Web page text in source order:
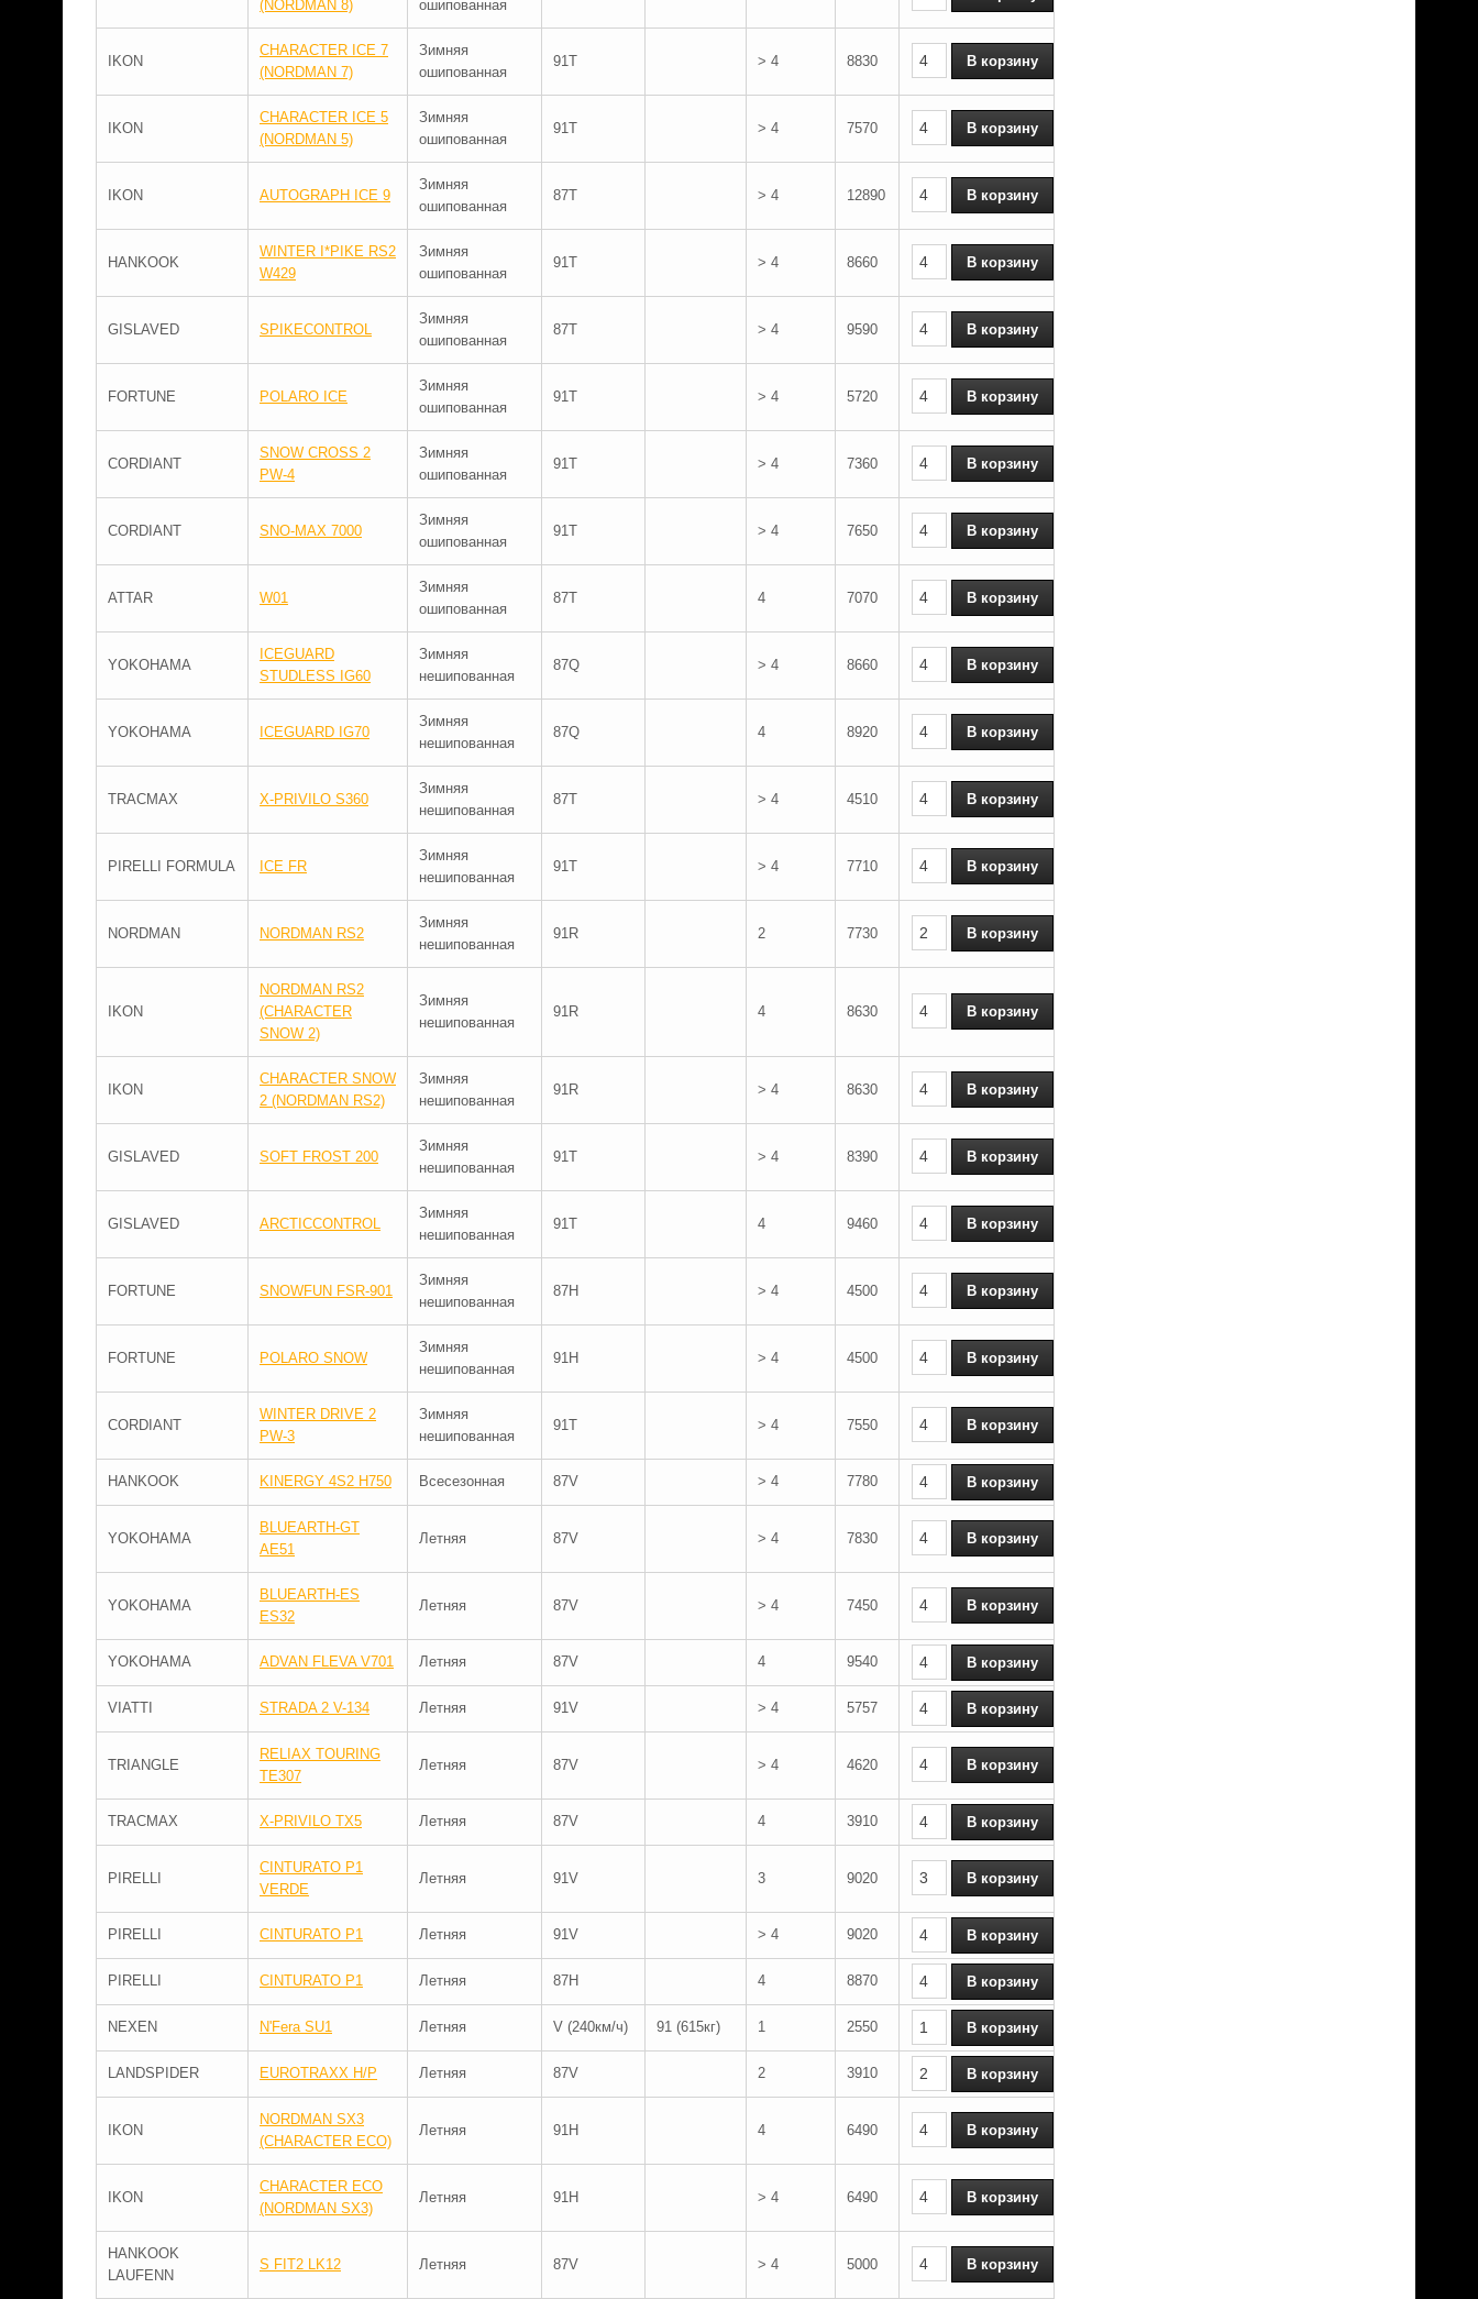
(NORDMAN 8)
ошипованная
IKON
CHARACTER ICE 7
(NORDMAN 7)
Зимняя
ошипованная
91T > 4 8830
IKON
CHARACTER ICE 5
(NORDMAN 5)
Зимняя
ошипованная
91T > 4 7570
IKON AUTOGRAPH ICE 9
Зимняя
ошипованная
87T > 4 12890
HANKOOK
WINTER I*PIKE RS2
W429
Зимняя
ошипованная
91T > 4 8660
GISLAVED SPIKECONTROL
Зимняя
ошипованная
87T > 4 9590
FORTUNE POLARO ICE
Зимняя
ошипованная
91T > 4 5720
CORDIANT
SNOW CROSS 2
PW-4
Зимняя
ошипованная
91T > 4 7360
CORDIANT SNO-MAX 7000
Зимняя
ошипованная
91T > 4 7650
ATTAR W01
Зимняя
ошипованная
87T 4 7070
YOKOHAMA
ICEGUARD
STUDLESS IG60
Зимняя
нешипованная
87Q > 4 8660
YOKOHAMA ICEGUARD IG70
Зимняя
нешипованная
87Q 4 8920
TRACMAX X-PRIVILO S360
Зимняя
нешипованная
87T > 4 4510
PIRELLI FORMULA ICE FR
Зимняя
нешипованная
91T > 4 7710
NORDMAN NORDMAN RS2
Зимняя
нешипованная
91R 2 7730
IKON
NORDMAN RS2
(CHARACTER
SNOW 2)
Зимняя
нешипованная
91R 4 8630
IKON
CHARACTER SNOW
2 (NORDMAN RS2)
Зимняя
нешипованная
91R > 4 8630
GISLAVED SOFT FROST 200
Зимняя
нешипованная
91T > 4 8390
GISLAVED ARCTICCONTROL
Зимняя
нешипованная
91T 4 9460
FORTUNE SNOWFUN FSR-901
Зимняя
нешипованная
87H > 4 4500
FORTUNE POLARO SNOW
Зимняя
нешипованная
91H > 4 4500
CORDIANT
WINTER DRIVE 2
PW-3
Зимняя
нешипованная
91T > 4 7550
HANKOOK KINERGY 4S2 H750 Всесезонная 87V > 4 7780
YOKOHAMA
BLUEARTH-GT
AE51
Летняя 87V > 4 7830
YOKOHAMA
BLUEARTH-ES
ES32
Летняя 87V > 4 7450
YOKOHAMA ADVAN FLEVA V701 Летняя 87V 4 9540
VIATTI STRADA 2 V-134 Летняя 91V > 4 5757
TRIANGLE
RELIAX TOURING
TE307
Летняя 87V > 4 4620
TRACMAX X-PRIVILO TX5 Летняя 87V 4 3910
PIRELLI
CINTURATO P1
VERDE
Летняя 91V 3 9020
PIRELLI CINTURATO P1 Летняя 91V > 4 9020
PIRELLI CINTURATO P1 Летняя 87H 4 8870
NEXEN N'Fera SU1 Летняя V (240км/ч) 91 (615кг) 1 2550
LANDSPIDER EUROTRAXX H/P Летняя 87V 2 3910
IKON
NORDMAN SX3
(CHARACTER ECO)
Летняя 91H 4 6490
IKON
CHARACTER ECO
(NORDMAN SX3)
Летняя 91H > 4 6490
HANKOOK
LAUFENN
S FIT2 LK12 Летняя 87V > 4 5000